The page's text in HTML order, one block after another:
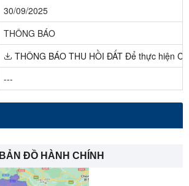
30/09/2025
THÔNG BÁO
THÔNG BÁO THU HỒI ĐẤT Để thực hiện
---
BẢN ĐỒ HÀNH CHÍNH